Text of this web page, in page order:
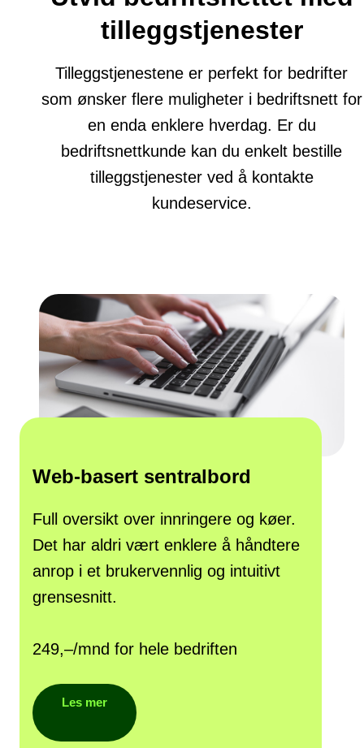
tilleggstjenester
Tilleggstjenestene er perfekt for bedrifter
som ønsker flere muligheter i bedriftsnett for
en enda enklere hverdag. Er du
bedriftsnettkunde kan du enkelt bestille
tilleggstjenester ved å kontakte
kundeservice.
Web-basert sentralbord
Full oversikt over innringere og køer.
Det har aldri vært enklere å håndtere
anrop i et brukervennlig og intuitivt
grensesnitt.
249,–/mnd for hele bedriften
Les mer